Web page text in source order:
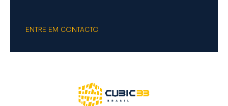
ENTRE EM CONTACTO